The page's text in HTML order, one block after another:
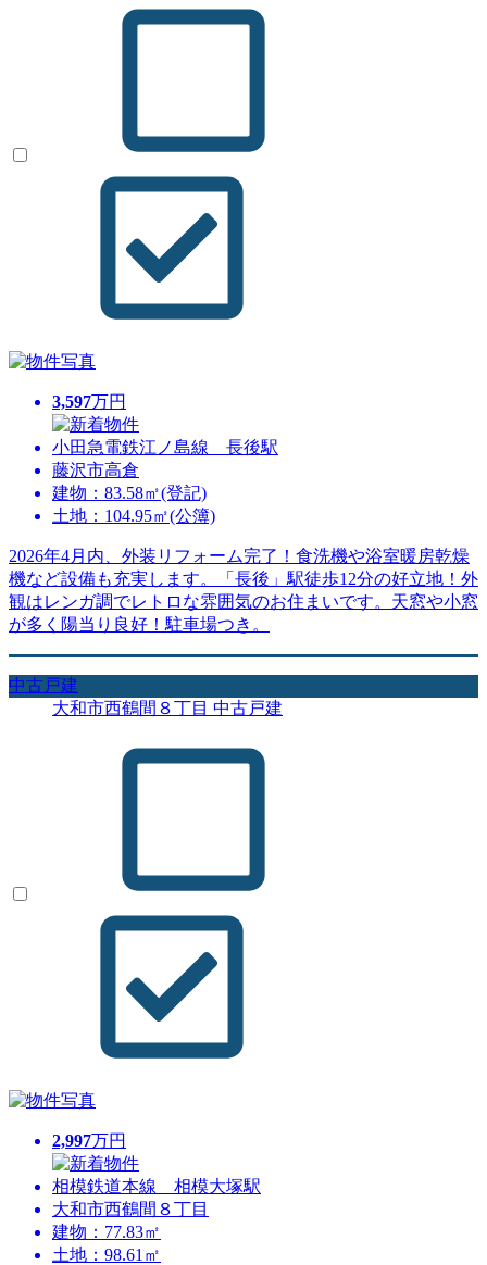
3,597万円
小田急電鉄江ノ島線 長後駅
藤沢市高倉
建物：83.58㎡(登記)
土地：104.95㎡(公簿)
2026年4月内、外装リフォーム完了！食洗機や浴室暖房乾燥
機など設備も充実します。「長後」駅徒歩12分の好立地！外
観はレンガ調でレトロな雰囲気のお住まいです。天窓や小窓
が多く陽当り良好！駐車場つき。
中古戸建
大和市西鶴間８丁目 中古戸建
2,997万円
相模鉄道本線 相模大塚駅
大和市西鶴間８丁目
建物：77.83㎡
土地：98.61㎡